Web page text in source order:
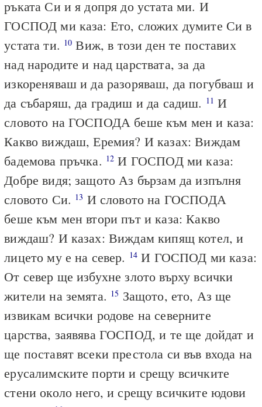
ръката Си и я допря до устата ми. И
ГОСПОД ми каза: Ето, сложих думите Си в
устата ти. 10 Виж, в този ден те поставих
над народите и над царствата, за да
изкореняваш и да разоряваш, да погубваш и
да събаряш, да градиш и да садиш. 11 И
словото на ГОСПОДА беше към мен и каза:
Какво виждаш, Еремия? И казах: Виждам
бадемова пръчка. 12 И ГОСПОД ми каза:
Добре видя; защото Аз бързам да изпълня
словото Си. 13 И словото на ГОСПОДА
беше към мен втори път и каза: Какво
виждаш? И казах: Виждам кипящ котел, и
лицето му е на север. 14 И ГОСПОД ми каза:
От север ще избухне злото върху всички
жители на земята. 15 Защото, ето, Аз ще
извикам всички родове на северните
царства, заявява ГОСПОД, и те ще дойдат и
ще поставят всеки престола си във входа на
ерусалимските порти и срещу всичките
стени около него, и срещу всичките юдови